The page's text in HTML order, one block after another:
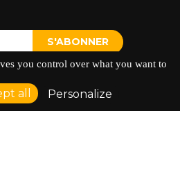
DU SERGENT MAGINOT 35000
RENNES
you control over what you want to
all Personalize